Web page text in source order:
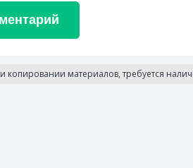
копировании материалов, требуется